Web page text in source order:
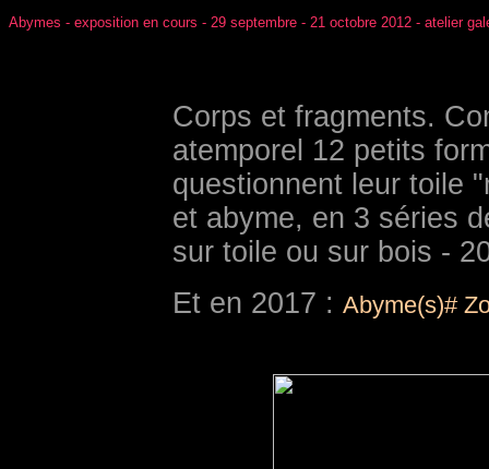
Abymes - exposition en cours - 29 septembre - 21 octobre 2012 - atelier
Corps et fragments.
atemporel 12 petits
questionnent leur toile
et abyme, en 3 séries
sur toile ou sur bois -
Et en 2017 : Abyme(s)#